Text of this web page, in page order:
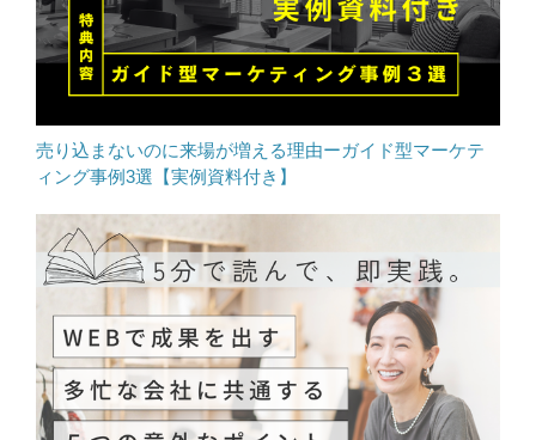
売り込まないのに来場が増える理由ーガイド型マーケテ
ィング事例3選【実例資料付き】